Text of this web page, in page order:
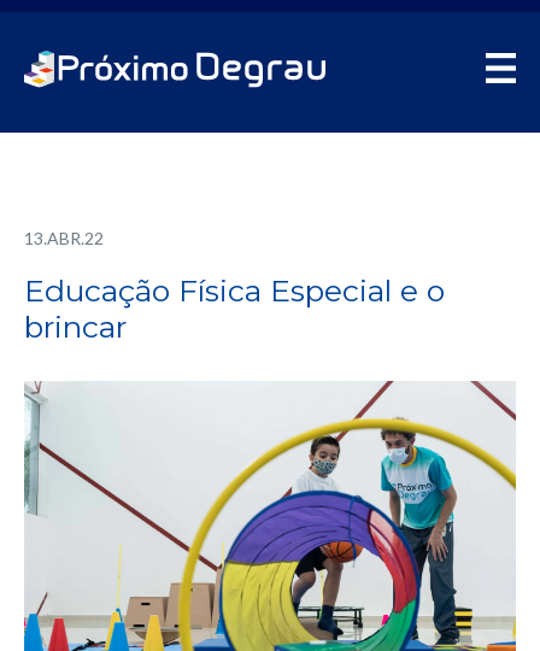
13.ABR.22
Educação Física Especial e o
brincar